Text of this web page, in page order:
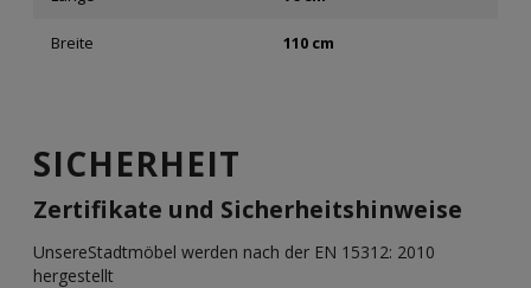
Breite 110 cm
SICHERHEIT
Zertifikate und Sicherheitshinweise
UnsereStadtmöbel werden nach der EN 15312: 2010
hergestellt